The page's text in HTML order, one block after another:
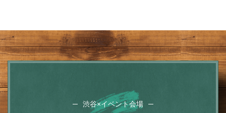
渋谷×イベント会場